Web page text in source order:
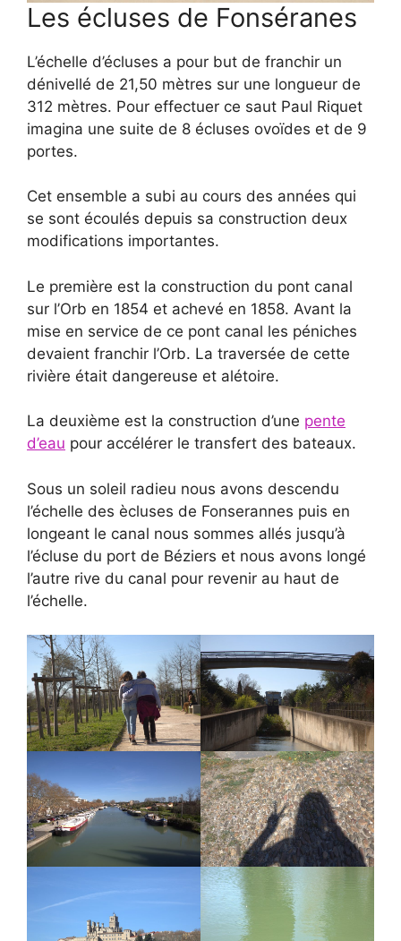
Les écluses de Fonséranes
L’échelle d’écluses a pour but de franchir un
dénivellé de 21,50 mètres sur une longueur de
312 mètres. Pour effectuer ce saut Paul Riquet
imagina une suite de 8 écluses ovoïdes et de 9
portes.
Cet ensemble a subi au cours des années qui
se sont écoulés depuis sa construction deux
modifications importantes.
Le première est la construction du pont canal
sur l’Orb en 1854 et achevé en 1858. Avant la
mise en service de ce pont canal les péniches
devaient franchir l’Orb. La traversée de cette
rivière était dangereuse et alétoire.
La deuxième est la construction d’une pente
d’eau pour accélérer le transfert des bateaux.
Sous un soleil radieu nous avons descendu
l’échelle des ècluses de Fonserannes puis en
longeant le canal nous sommes allés jusqu’à
l’écluse du port de Béziers et nous avons longé
l’autre rive du canal pour revenir au haut de
l’échelle.